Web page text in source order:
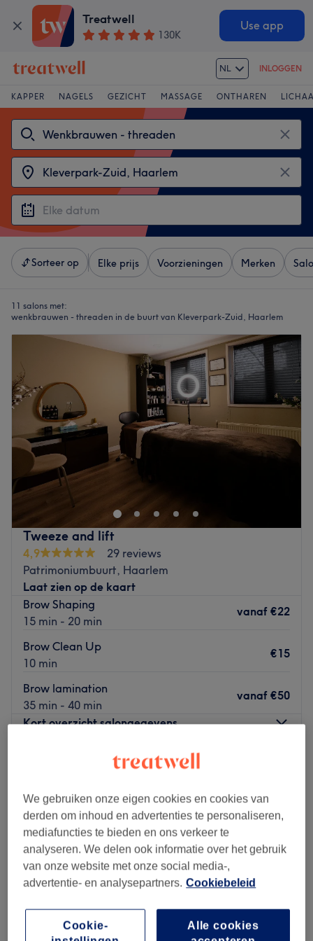
Treatwell
130K
Use app
NL INLOGGEN
KAPPER NAGELS GEZICHT MASSAGE ONTHAREN
Sorteer op Elke prijs Voorzieningen Merken
11 salons met:
wenkbrauwen - threaden in de buurt van Kleverpark-Zuid, Haarlem
Tweeze and lift
4,9
29 reviews
Patrimoniumbuurt, Haarlem
Laat zien op de kaart
Brow Shaping
15 min - 20 min
vanaf €22
Brow Clean Up
10 min
€15
Brow lamination
35 min - 40 min
vanaf €50
Kort overzicht salongegevens
Woensdag
10:00–19:00
Donderdag
Gesloten
Vrijdag
10:00
Zaterdag
10:00–16:30
Zondag
10:00
comfort centraal staan, met als doel de klanten een
unieke wellnesservaring te bieden.
We gebruiken onze eigen cookies en cookies van
derden om inhoud en advertenties te personaliseren,
mediafuncties te bieden en ons verkeer te
analyseren. We delen ook informatie over het gebruik
van onze website met onze social media-,
advertentie- en analysepartners. Cookiebeleid
Alle cookies
Cookie-